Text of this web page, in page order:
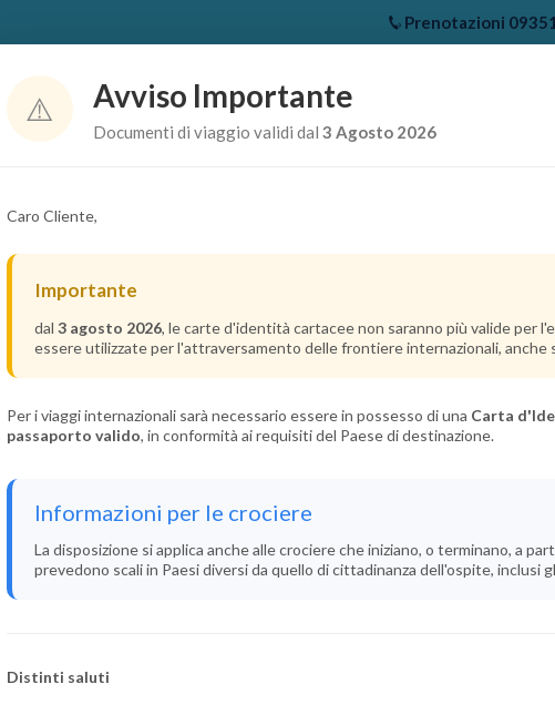
Prenotazioni
Home Chi Siamo Offerte Crociere
⚠️ Avviso Importante
Documenti di viaggio validi dal 3 Agosto 2026
Caro Cliente,
Importante
dal 3 agosto 2026, le carte d'identità cartacee non saranno più valide per
essere utilizzate per l'attraversamento delle frontiere internazionali, anche
Per i viaggi internazionali sarà necessario essere in possesso di una Carta
passaporto valido, in conformità ai requisiti del Paese di destinazione.
Informazioni per le crociere
La disposizione si applica anche alle crociere che iniziano, o terminano, a
prevedono scali in Paesi diversi da quello di cittadinanza dell'ospite, inclusi
Distinti saluti